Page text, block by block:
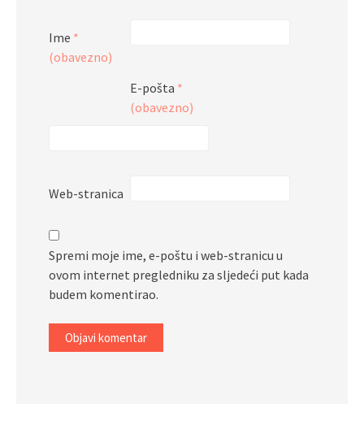
Ime *
(obavezno)
E-pošta *
(obavezno)
Web-stranica
Spremi moje ime, e-poštu i web-stranicu u
ovom internet pregledniku za sljedeći put kada
budem komentirao.